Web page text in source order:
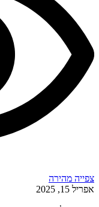
צפייה מהירה
אפריל 15, 2025